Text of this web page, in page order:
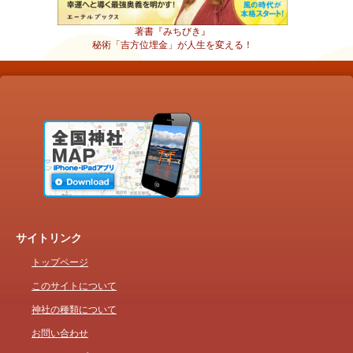
著書『みちびき』
秘術「吉方位埋金」が人生を変える！
サイトリンク
トップページ
このサイトについて
神社の種類について
お問い合わせ